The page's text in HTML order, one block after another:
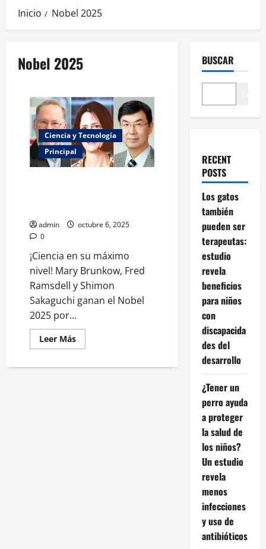
Inicio Nobel 2025
Nobel 2025
Ciencia y Tecnología
Principal
admin
octubre 6, 2025
0
¡Ciencia en su máximo
nivel! Mary Brunkow, Fred
Ramsdell y Shimon
Sakaguchi ganan el Nobel
2025 por...
Leer MásLeer
más
Estados
BUSCAR
RECENT
POSTS
Los gatos
también
pueden ser
terapeutas:
estudio
revela
beneficios
para niños
con
discapacida
des del
desarrollo
¿Tener un
perro ayuda
a proteger
la salud de
los niños?
Un estudio
revela
menos
infecciones
y uso de
antibióticos